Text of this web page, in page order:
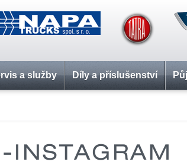
a služby Díly a příslušenství
INSTAGRAM